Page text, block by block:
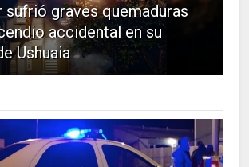
sufrió graves quemaduras
accidental en su
Ushuaia